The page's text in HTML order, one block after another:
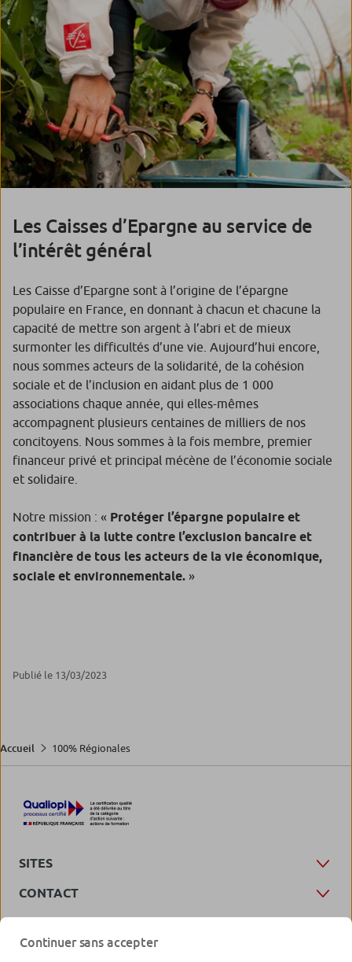
Les Caisses d’Epargne au service de
l’intérêt général
Les Caisse d’Epargne sont à l’origine de l’épargne
populaire en France, en donnant à chacun et chacune la
capacité de mettre son argent à l’abri et de mieux
surmonter les difficultés d’une vie. Aujourd’hui encore,
nous sommes acteurs de la solidarité, de la cohésion
sociale et de l’inclusion en aidant plus de 1 000
associations chaque année, qui elles-mêmes
accompagnent plusieurs centaines de milliers de nos
concitoyens. Nous sommes à la fois membre, premier
financeur privé et principal mécène de l’économie sociale
et solidaire.
Notre mission : « Protéger l’épargne populaire et
contribuer à la lutte contre l’exclusion bancaire et
financière de tous les acteurs de la vie économique,
sociale et environnementale. »
Publié le 13/03/2023
Accueil 100% Régionales
SITES
CONTACT
Continuer sans accepter